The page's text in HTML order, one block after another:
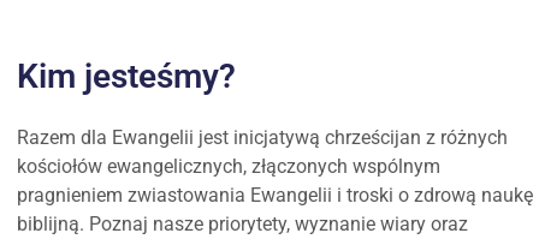
Kim jesteśmy?
Razem dla Ewangelii jest inicjatywą chrześcijan z różnych
kościołów ewangelicznych, złączonych wspólnym
pragnieniem zwiastowania Ewangelii i troski o zdrową naukę
biblijną. Poznaj nasze priorytety, wyznanie wiary oraz